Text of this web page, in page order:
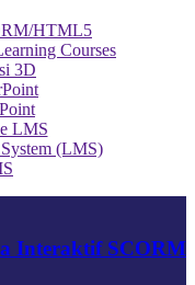
HTML5
Courses
3D
LMS
(LMS)
Interaktif SCORM